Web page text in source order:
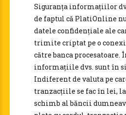
Siguranța informațiilor
de faptul că PlatiOnline
datele confidențiale ale
trimite criptat pe o
către banca procesatoare.
informațiile dvs. sunt în
Indiferent de valuta pe
tranzacțiile se fac în lei, la
schimb al băncii